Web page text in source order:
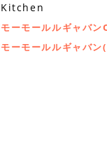
Kitchen
モーモールルギャバ
モーモールルギャバ